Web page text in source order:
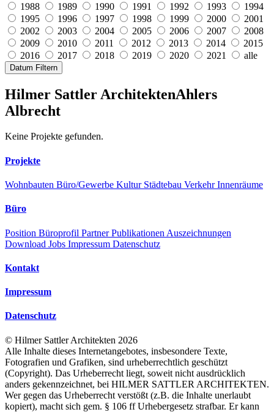
1988
1989 1990 1991 1992 1993
1994
1995
1996 1997 1998 1999 2000
2001
2002
2003 2004 2005 2006 2007
2008
2009
2010 2011 2012 2013 2014
2015
2016
2017 2018 2019 2020 2021 alle
Datum Filtern
Hilmer Sattler ArchitektenAhlers
Albrecht
Keine Projekte gefunden.
Projekte
Wohnbauten Büro/Gewerbe Kultur Städtebau VerkehrInnenräume
Büro
Position Büroprofil PartnerPublikationen Auszeichnungen
Download Jobs Impressum Datenschutz
Kontakt
Impressum
Datenschutz
© Hilmer Sattler Architekten 2026
Alle Inhalte dieses Internetangebotes, insbesondere Texte,
Fotografien und Grafiken, sind urheberrechtlich geschützt
(Copyright). Das Urheberrecht liegt, soweit nicht ausdrücklich
anders gekennzeichnet, bei HILMER SATTLER ARCHITEKTEN.
Wer gegen das Urheberrecht verstößt (z.B. die Inhalte unerlaubt
kopiert), macht sich gem. § 106 ff Urhebergesetz strafbar. Er kann